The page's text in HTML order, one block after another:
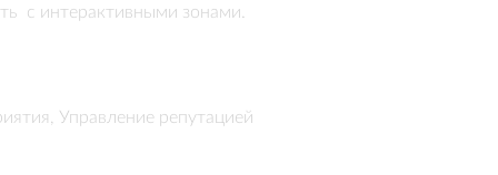
с интерактивными зонами.
питомцах и обустройству
Управление репутацией